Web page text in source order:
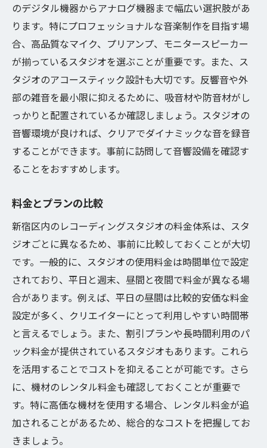
必要な機材リスト
楽器の調整とメンテナンス
デモ音源の準備
録音スケジュールの作成
サウンドチェックのポイント
持ち込み機材の確認
新宿区で理想的なレコーディングスタジオを見
つける方法
目的に合ったスタジオの検索
スタジオ訪問で確認すべき点
予算に合わせたスタジオ選び
アーティストの口コミを活用
マネージャーやプロデューサーの意見を参
考に
定期利用のメリットを検討
新宿区のレコーディングスタジオを効果的に活
用する秘訣
効率的な録音スケジュールの組み方
スタジオスタッフとのコミュニケーション
録音中の集中力を保つ方法
トラブルシューティングのコツ
のデジタル機器からアナログ機器まで幅広い選択肢があ
ります。特にプロフェッショナルな音楽制作を目指す場
合、高品質なマイク、プリアンプ、モニタースピーカー
が揃っているスタジオを選ぶことが重要です。また、ス
タジオのアコースティック設計も大切です。反響音や外
部の雑音を最小限に抑えるために、吸音材や防音材がし
っかりと配置されているか確認しましょう。スタジオの
音響環境が良ければ、クリアでダイナミックな音を録音
することができます。事前に訪問して音響設備を確認す
ることをおすすめします。
料金とプランの比較
新宿区内のレコーディングスタジオの料金体系は、スタ
ジオごとに異なるため、事前に比較しておくことが大切
です。一般的に、スタジオの使用料金は時間単位で設定
されており、平日と週末、昼間と夜間で料金が異なる場
合があります。例えば、平日の昼間は比較的安価な料金
設定が多く、クリエイターにとって利用しやすい時間帯
と言えるでしょう。また、割引プランや長時間利用のパ
ック料金が提供されているスタジオもあります。これら
を活用することでコストを抑えることが可能です。さら
に、機材のレンタル料金も確認しておくことが重要で
す。特に高価な機材を使用する場合、レンタル料金が追
加されることがあるため、総合的なコストを把握してお
きましょう。